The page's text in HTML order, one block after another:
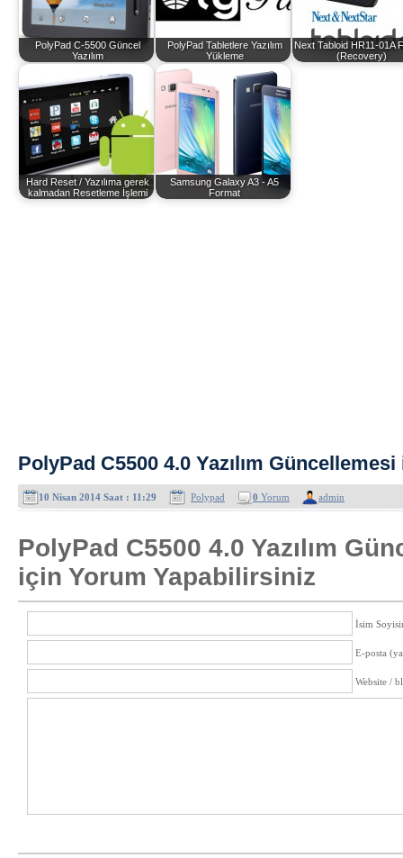
PolyPad C-5500 Güncel
Yazılım
PolyPad Tabletlere Yazılım
Yükleme
Next Tabloid HR11-01A
(Recovery)
Hard Reset / Yazılıma gerek
kalmadan Resetleme İşlemi
Samsung Galaxy A3 - A5
Format
PolyPad C5500 4.0 Yazılım
10 Nisan 2014 Saat : 11:29 Polypad 0 Yorum admin
PolyPad C5500 4.0 Yazılım
için Yorum Yapabilirsiniz
İsim
E-posta
Website /